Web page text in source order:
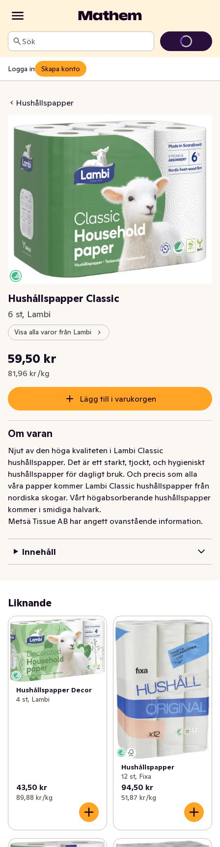
Sök
Logga in Skapa konto
Hushållspapper
Classic
Hushållspapper Classic
6 st, Lambi
Visa alla varor från Lambi
Nuvarande pris är: 59,50 kr
59,50 kr
81,96 kr /kg
Styckpris: 81,96 kr /kg
Lägg till i varukorgen
Om varan
Njut av den höga kvaliteten i Lambi Classic
hushållspapper. Det är ett starkt, tjockt, och hygieniskt
hushållspapper för dagligt bruk. Och precis som alla
våra papper kommer Lambi Classic hushållspapper från
nordiska skogar. Vårt högabsorberande hushållspapper
kommer i smidiga halvark.
Metsä Tissue AB har angett ovanstående information.
Innehåll
Liknande
Hushållspapper Decor
4 st, Lambi
43,50 kr
89,88 kr /kg
Hushållspapper
12 st, Fixa
94,50 kr
51,87 kr /kg